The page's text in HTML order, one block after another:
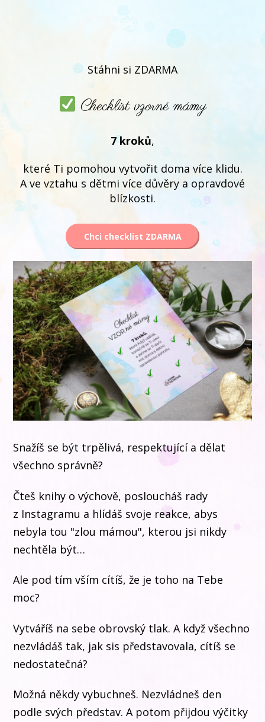
Stáhni si ZDARMA
Checklist vzorné mámy
7 kroků,
které Ti pomohou vytvořit doma více klidu.
A ve vztahu s dětmi více důvěry a opravdové
blízkosti.
Chci checklist ZDARMA
Snažíš se být trpělivá, respektující a dělat
všechno správně?
Čteš knihy o výchově, posloucháš rady
z Instagramu a hlídáš svoje reakce, abys
nebyla tou "zlou mámou", kterou jsi nikdy
nechtěla být…
Ale pod tím vším cítíš, že je toho na Tebe
moc?
Vytváříš na sebe obrovský tlak. A když všechno
nezvládáš tak, jak sis představovala, cítíš se
nedostatečná?
Možná někdy vybuchneš. Nezvládneš den
podle svých představ. A potom přijdou výčitky